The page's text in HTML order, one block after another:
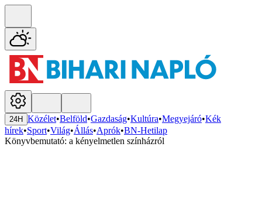
24H Közélet•Belföld•Gazdaság•Kultúra•Megyejáró•Kék
hírek•Sport•Világ•Állás•Aprók•BN-Hetilap
Könyvbemutató: a kényelmetlen színházról